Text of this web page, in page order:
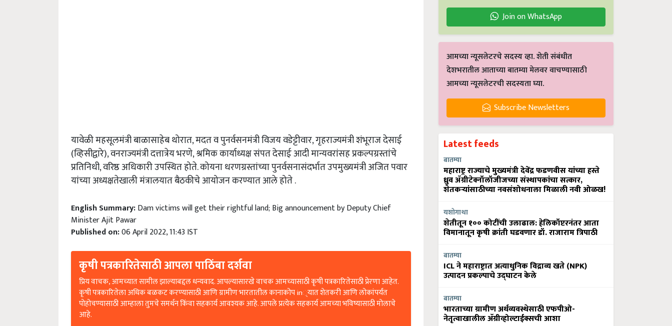
यावेळी महसूलमंत्री बाळासाहेब थोरात, मदत व पुनर्वसनमंत्री विजय वडेट्टीवार, गृहराज्यमंत्री शंभूराज देसाई
(व्हिसीद्वारे), वनराज्यमंत्री दत्तात्रेय भरणे, श्रमिक कार्याध्यक्ष संपत देसाई आदी मान्यवरांसह प्रकल्पग्रस्तांचे
प्रतिनिधी, वरिष्ठ अधिकारी उपस्थित होते. कोयना धरणग्रस्तांच्या पुनर्वसनासंदर्भात उपमुख्यमंत्री अजित पवार
यांच्या अध्यक्षतेखाली मंत्रालयात बैठकीचे आयोजन करण्यात आले होते .
English Summary:Dam victims will get their rightful land; Big announcement by Deputy Chief
Minister Ajit Pawar
Published on:06 April 2022, 11:43 IST
कृषी पत्रकारितेसाठी आपला पाठिंबा दर्शवा
प्रिय वाचक, आमच्यात सामील झाल्याबद्दल धन्यवाद. आपल्यासारखे वाचक आमच्यासाठी कृषी पत्रकारितेसाठी प्रेरणा आहेत.
कृषी पत्रकारितेला अधिक बळकट करण्यासाठी आणि ग्रामीण भारतातील कानाकोप in्यात शेतकरी आणि लोकांपर्यंत
पोहोचण्यासाठी आम्हाला तुमचे समर्थन किंवा सहकार्य आवश्यक आहे. आपले प्रत्येक सहकार्य आमच्या भविष्यासाठी मोलाचे
आहे.
Join on WhatsApp
आमच्या न्यूसलेटरचे सदस्य व्हा. शेती संबंधीत
देशभरातील आताच्या बातम्या मेलवर वाचण्यासाठी
आमच्या न्यूसलेटरची सदस्यता घ्या.
Subscribe Newsletters
Latest feeds
बातम्या
महाराष्ट्र राज्याचे मुख्यमंत्री देवेंद्र फडणवीस यांच्या हस्ते
ध्रुव ॲग्रीटेक्नॉलॉजीजच्या संस्थापकांचा सत्कार,
शेतकऱ्यांसाठीच्या नवसंशोधनाला मिळाली नवी ओळख!
यशोगाथा
शेतीतून १०० कोटींची उलाढाल: हेलिकॉप्टरनंतर आता
विमानातून कृषी क्रांती घडवणार डॉ. राजाराम त्रिपाठी
बातम्या
ICL ने महाराष्ट्रात अत्याधुनिक विद्राव्य खते (NPK)
उत्पादन प्रकल्पाचे उद्घाटन केले
बातम्या
भारताच्या ग्रामीण अर्थव्यवस्थेसाठी एफपीओ-
नेतृत्वाखालील अ‍ॅग्रीव्होल्टाईक्सची आशा